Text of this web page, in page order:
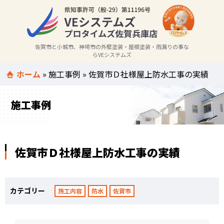
佐賀市と小城市、神埼市の外壁塗装・屋根塗装・雨漏りの事な
らVEシステムズ
ホーム »施工事例 »佐賀市Ｄ社様屋上防水工事の実績
施工事例
佐賀市Ｄ社様屋上防水工事の実績
カテゴリー 施工内容 防水 佐賀市